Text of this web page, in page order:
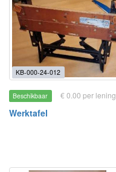
KB-000-24-012
Beschikbaar € 0.00 per lening
Werktafel